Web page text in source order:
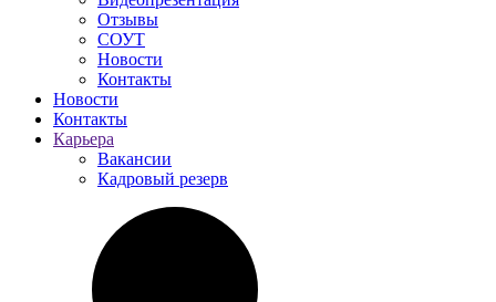
Отзывы
СОУТ
Новости
Контакты
Новости
Контакты
Карьера
Вакансии
Кадровый резерв